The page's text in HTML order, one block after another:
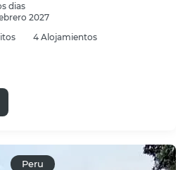
dias
2027
4 Alojamientos
Peru